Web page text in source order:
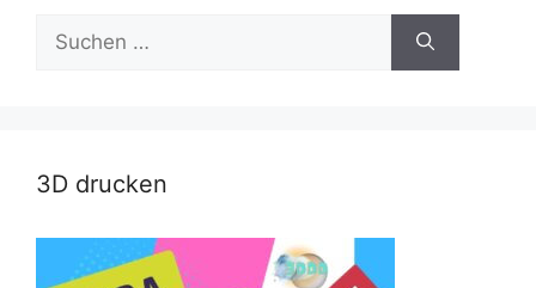
nach:
3D drucken